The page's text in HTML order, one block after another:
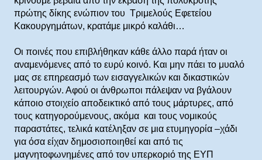
πρώτης δίκης ενώπιον του Τριμελούς Εφετείου
Κακουργημάτων, κρατάμε μικρό καλάθι…
Οι ποινές που επιβλήθηκαν κάθε άλλο παρά ήταν οι
αναμενόμενες από το ευρύ κοινό. Και μην πάει το μυαλό
μας σε επηρεασμό των εισαγγελικών και δικαστικών
λειτουργών. Αφού οι άνθρωποι πάλεψαν να βγάλουν
κάποιο στοιχείο αποδεικτικό από τους μάρτυρες, από
τους κατηγορούμενους, ακόμα και τους νομικούς
παραστάτες, τελικά κατέληξαν σε μια ετυμηγορία –χάδι
για όσα είχαν δημοσιοποιηθεί και από τις
μαγνητοφωνημένες από τον υπερκοριό της ΕΥΠ